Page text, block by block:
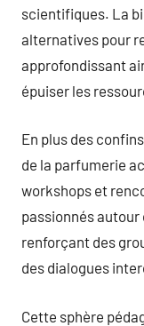
scientifiques. La
alternatives pour
approfondissant
épuiser les
En plus des
de la parfumerie
workshops et
passionnés autour
renforçant des
des dialogues
Cette sphère